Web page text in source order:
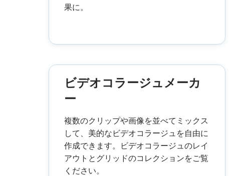
果に。
ビデオコラージュメーカ
ー
複数のクリップや画像を並べてミックス
して、美的なビデオコラージュを自由に
作成できます。ビデオコラージュのレイ
アウトとグリッドのコレクションをご覧
ください。